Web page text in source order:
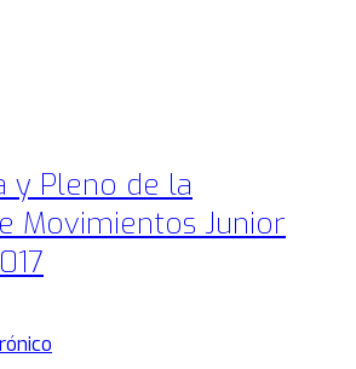
y Pleno de la
Movimientos Junior